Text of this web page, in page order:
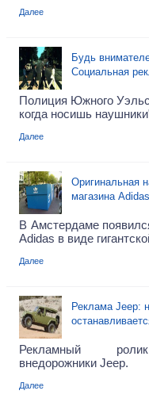
Далее
Будь
Социальная
Полиция Южного
когда носишь
Далее
Оригинальная
магазина
В Амстердаме
Adidas в виде
Далее
Реклама Jeep:
Рекламный
внедорожники Jeep.
Далее